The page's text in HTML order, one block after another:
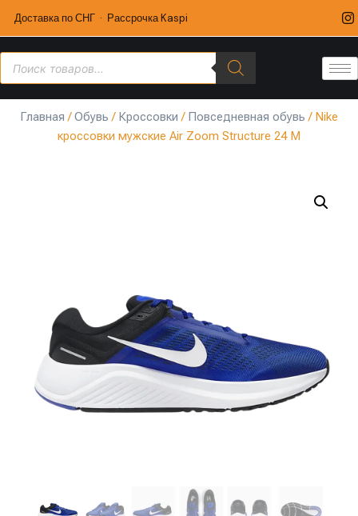
Доставка по СНГ · Рассрочка Kaspi
Главная /Обувь / Кроссовки / Повседневная обувь / Nike
кроссовки мужские Air Zoom Structure 24 M